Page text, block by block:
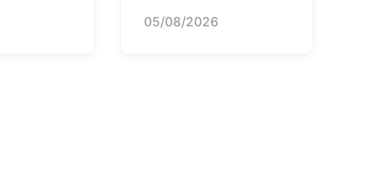
05/08/2026